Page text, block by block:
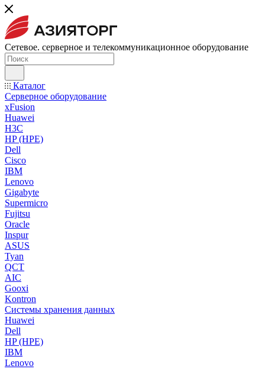
Сетевое. серверное и телекоммуникационное оборудование
Каталог
Серверное оборудование
xFusion
Huawei
H3C
HP (HPE)
Dell
Cisco
IBM
Lenovo
Gigabyte
Supermicro
Fujitsu
Oracle
Inspur
ASUS
Tyan
QCT
AIC
Gooxi
Kontron
Системы хранения данных
Huawei
Dell
HP (HPE)
IBM
Lenovo